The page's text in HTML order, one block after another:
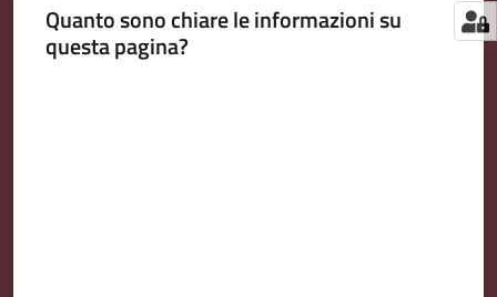
Quanto sono chiare le informazioni su
questa pagina?